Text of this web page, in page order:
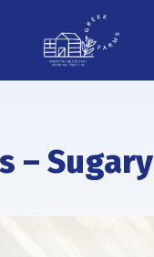
– Sugary